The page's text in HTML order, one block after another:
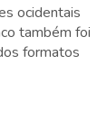
ocidentais
também foi
formatos